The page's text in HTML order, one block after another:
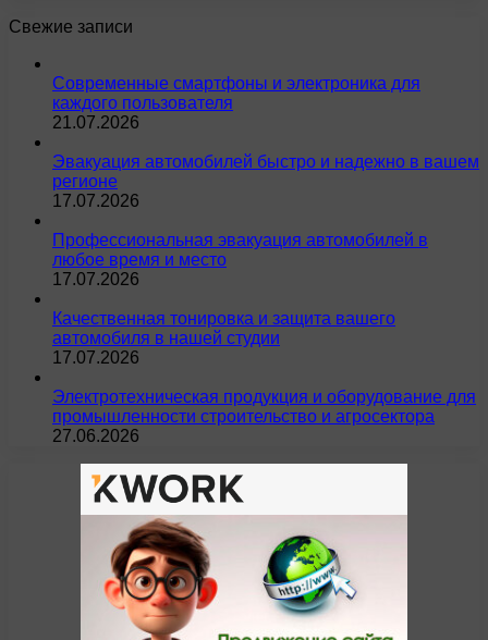
Свежие записи
Современные смартфоны и электроника для
каждого пользователя
21.07.2026
Эвакуация автомобилей быстро и надежно в вашем
регионе
17.07.2026
Профессиональная эвакуация автомобилей в
любое время и место
17.07.2026
Качественная тонировка и защита вашего
автомобиля в нашей студии
17.07.2026
Электротехническая продукция и оборудование для
промышленности строительство и агросектора
27.06.2026